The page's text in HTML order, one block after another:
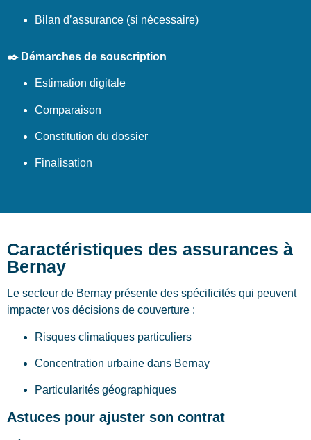
Bilan d’assurance (si nécessaire)
✒️ Démarches de souscription
Estimation digitale
Comparaison
Constitution du dossier
Finalisation
Caractéristiques des assurances à
Bernay
Le secteur de Bernay présente des spécificités qui peuvent
impacter vos décisions de couverture :
Risques climatiques particuliers
Concentration urbaine dans Bernay
Particularités géographiques
Astuces pour ajuster son contrat